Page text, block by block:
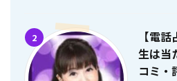
2
【電
生は当
コミ・